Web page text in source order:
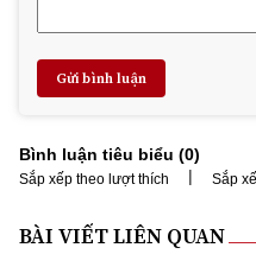
Gửi bình luận
Bình luận tiêu biểu (0)
Sắp xếp theo lượt thích | Sắp
BÀI VIẾT LIÊN QUAN